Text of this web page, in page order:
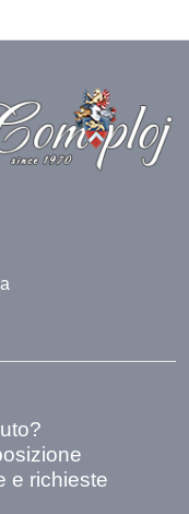
e richieste